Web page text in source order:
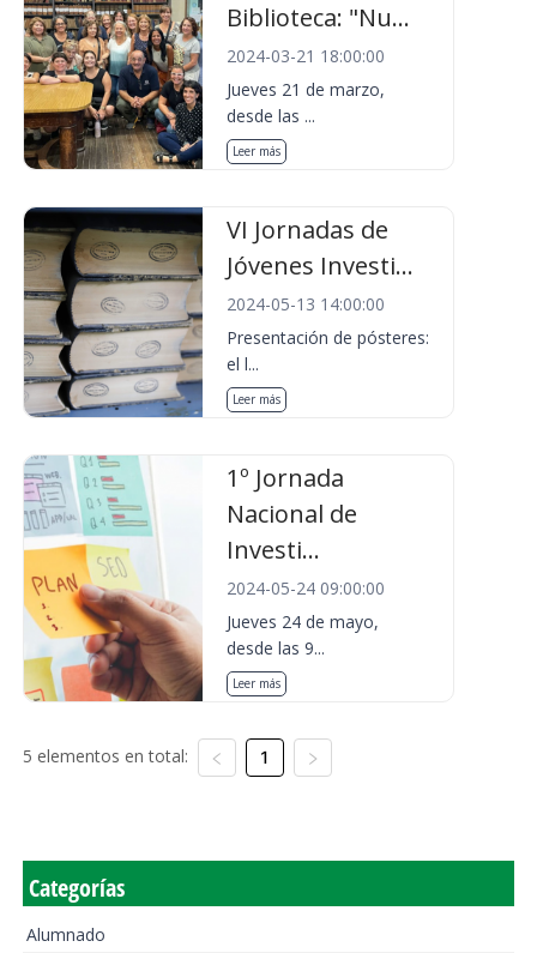
Biblioteca: "Nu...
2024-03-21 18:00:00
Jueves 21 de marzo,
desde las ...
Leer más
VI Jornadas de
Jóvenes Investi...
2024-05-13 14:00:00
Presentación de pósteres:
el l...
Leer más
1º Jornada
Nacional de
Investi...
2024-05-24 09:00:00
Jueves 24 de mayo,
desde las 9...
Leer más
5 elementos en total: 1
Categorías
Alumnado